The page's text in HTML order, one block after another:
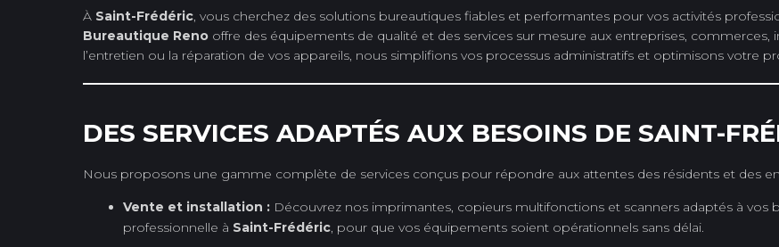
À Saint-Frédéric, vous cherchez des solutions bureautiques fiables et performantes pour vos activités
Bureautique Reno offre des équipements de qualité et des services sur mesure aux entreprises, commerces,
l’entretien ou la réparation de vos appareils, nous simplifions vos processus administratifs et optimisons votre
DES SERVICES ADAPTÉS AUX BESOINS DE SAINT-
Nous proposons une gamme complète de services conçus pour répondre aux attentes des résidents et des
Vente et installation : Découvrez nos imprimantes, copieurs multifonctions et scanners adaptés à vos
professionnelle à Saint-Frédéric, pour que vos équipements soient opérationnels sans délai.